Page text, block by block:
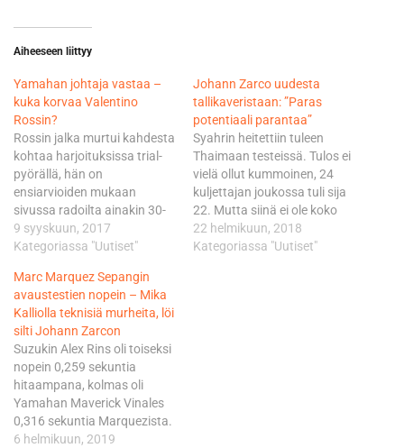
Aiheeseen liittyy
Yamahan johtaja vastaa –
kuka korvaa Valentino
Rossin?
Rossin jalka murtui kahdesta
kohtaa harjoituksissa trial-
pyörällä, hän on
ensiarvioiden mukaan
sivussa radoilta ainakin 30-
40 päivää eli vähintään kaksi
MotoGP-viikonloppua.
varakuljettajaa Rossin tilalle
ainakaan Misanon GP:ssä
tänä viikonloppuna. Jos
Rossi ei toivu seuraavaan
osakilpailuun Aragoniaan
kahden viikon päästä, on
Yamahalla neljä vaihtoehtoa
hänen korvaajakseen. Rossi
on…
9 syyskuun, 2017
Kategoriassa "Uutiset"
Johann Zarco uudesta
tallikaveristaan: ”Paras
potentiaali parantaa”
Syahrin heitettiin tuleen
Thaimaan testeissä. Tulos ei
vielä ollut kummoinen, 24
kuljettajan joukossa tuli sija
22. Mutta siinä ei ole koko
totuus. Hän kaatui
ainoastaan kerran koko
22 helmikuun, 2018
Kategoriassa "Uutiset"
Marc Marquez Sepangin
avaustestien nopein – Mika
Kalliolla teknisiä murheita, löi
silti Johann Zarcon
Suzukin Alex Rins oli toiseksi
nopein 0,259 sekuntia
hitaampana, kolmas oli
Yamahan Maverick Vinales
0,316 sekuntia Marquezista.
Joukosta puuttui
6 helmikuun, 2019